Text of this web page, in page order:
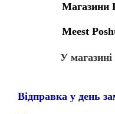
Магазини
Meest
У
Відправка у день